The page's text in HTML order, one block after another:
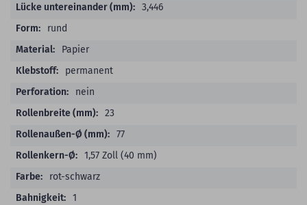
3,446
rund
Papier
permanent
nein
23
77
1,57 Zoll (40 mm)
rot-schwarz
1